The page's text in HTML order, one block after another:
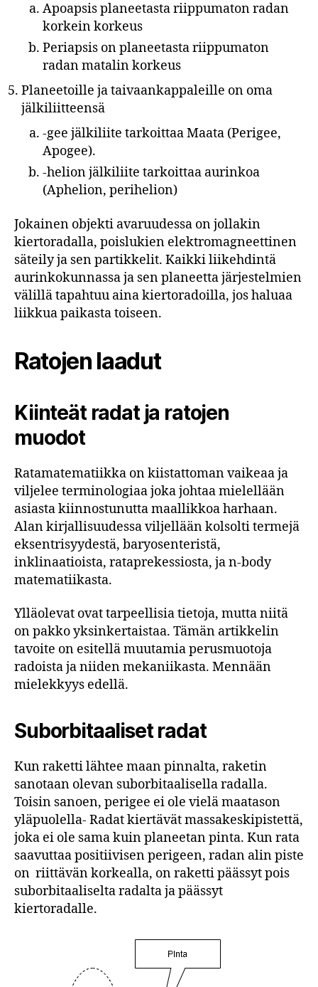
Apoapsis planeetasta riippumaton radan
korkein korkeus
Periapsis on planeetasta riippumaton
radan matalin korkeus
Planeetoille ja taivaankappaleille on oma
jälkiliitteensä
-gee jälkiliite tarkoittaa Maata (Perigee,
Apogee).
-helion jälkiliite tarkoittaa aurinkoa
(Aphelion, perihelion)
Jokainen objekti avaruudessa on jollakin
kiertoradalla, poislukien elektromagneettinen
säteily ja sen partikkelit. Kaikki liikehdintä
aurinkokunnassa ja sen planeetta järjestelmien
välillä tapahtuu aina kiertoradoilla, jos haluaa
liikkua paikasta toiseen.
Ratojen laadut
Kiinteät radat ja ratojen
muodot
Ratamatematiikka on kiistattoman vaikeaa ja
viljelee terminologiaa joka johtaa mielellään
asiasta kiinnostunutta maallikkoa harhaan.
Alan kirjallisuudessa viljellään kolsolti termejä
eksentrisyydestä, baryosenteristä,
inklinaatioista, rataprekessiosta, ja n-body
matematiikasta.
Ylläolevat ovat tarpeellisia tietoja, mutta niitä
on pakko yksinkertaistaa. Tämän artikkelin
tavoite on esitellä muutamia perusmuotoja
radoista ja niiden mekaniikasta. Mennään
mielekkyys edellä.
Suborbitaaliset radat
Kun raketti lähtee maan pinnalta, raketin
sanotaan olevan suborbitaalisella radalla.
Toisin sanoen, perigee ei ole vielä maatason
yläpuolella- Radat kiertävät massakeskipistettä,
joka ei ole sama kuin planeetan pinta. Kun rata
saavuttaa positiivisen perigeen, radan alin piste
on riittävän korkealla, on raketti päässyt pois
suborbitaaliselta radalta ja päässyt
kiertoradalle.